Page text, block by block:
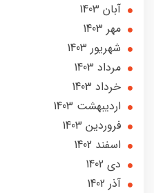
آبان 1403
مهر 1403
شهریور 1403
مرداد 1403
خرداد 1403
ارديبهشت 1403
فروردین 1403
اسفند 1402
دی 1402
آذر 1402